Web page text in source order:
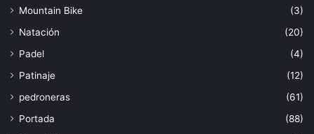
Mountain Bike
(3)
Natación
(20)
Padel
(4)
Patinaje
(12)
pedroneras
(61)
Portada
(88)